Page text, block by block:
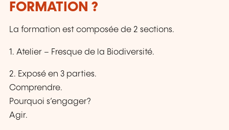
FORMATION ?
La formation est composée de 2 sections.
1. Atelier – Fresque de la Biodiversité.
2. Exposé en 3 parties.
Comprendre.
Pourquoi s’engager?
Agir.